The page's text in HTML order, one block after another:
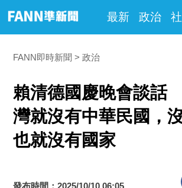
最新 政治
FANN即時新聞 政治
賴清德國慶晚會談話
灣就沒有中華民國，
也就沒有國家
發布時間：2025/10/10 06:05